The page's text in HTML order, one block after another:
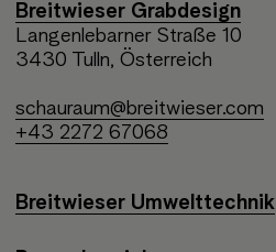
Breitwieser Grabdesign
Langenlebarner Straße 10
3430 Tulln, Österreich
schauraum@breitwieser.com
+43 2272 67068
Breitwieser Umwelttechnik